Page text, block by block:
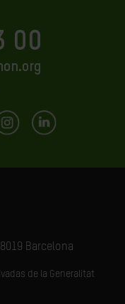
00
Barcelona
de la Generalitat